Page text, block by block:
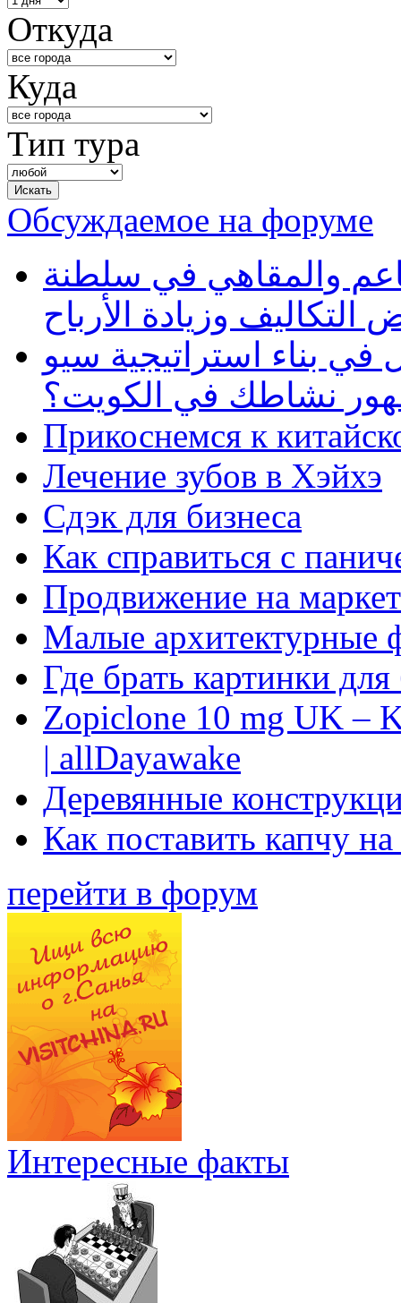
Откуда
Куда
Тип тура
Обсуждаемое на форуме
والمقاهي في سلطنة
وزيادة الأرباح
بناء استراتيجية سيو
نشاطك في الكويت؟
Прикоснемся к
Лечение зубов в Хэйхэ
Сдэк для бизнеса
Как справиться с
Продвижение на
Малые архитектурные
Где брать картинки
Zopiclone 10 mg UK –
| allDayawake
Деревянные
Как поставить капчу
перейти в форум
Интересные факты